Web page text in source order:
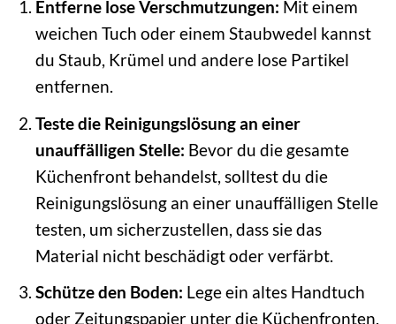
Entferne lose Verschmutzungen: Mit einem
weichen Tuch oder einem Staubwedel kannst
du Staub, Krümel und andere lose Partikel
entfernen.
Teste die Reinigungslösung an einer
unauffälligen Stelle: Bevor du die gesamte
Küchenfront behandelst, solltest du die
Reinigungslösung an einer unauffälligen Stelle
testen, um sicherzustellen, dass sie das
Material nicht beschädigt oder verfärbt.
Schütze den Boden: Lege ein altes Handtuch
oder Zeitungspapier unter die Küchenfronten,